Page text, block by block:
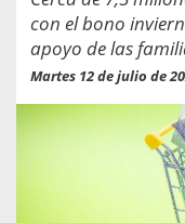
con el bono
apoyo de las
Martes 12 de julio de